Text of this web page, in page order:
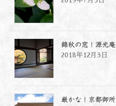
錦秋の窓！源光庵
2018年12月3日
厳かな！京都御所